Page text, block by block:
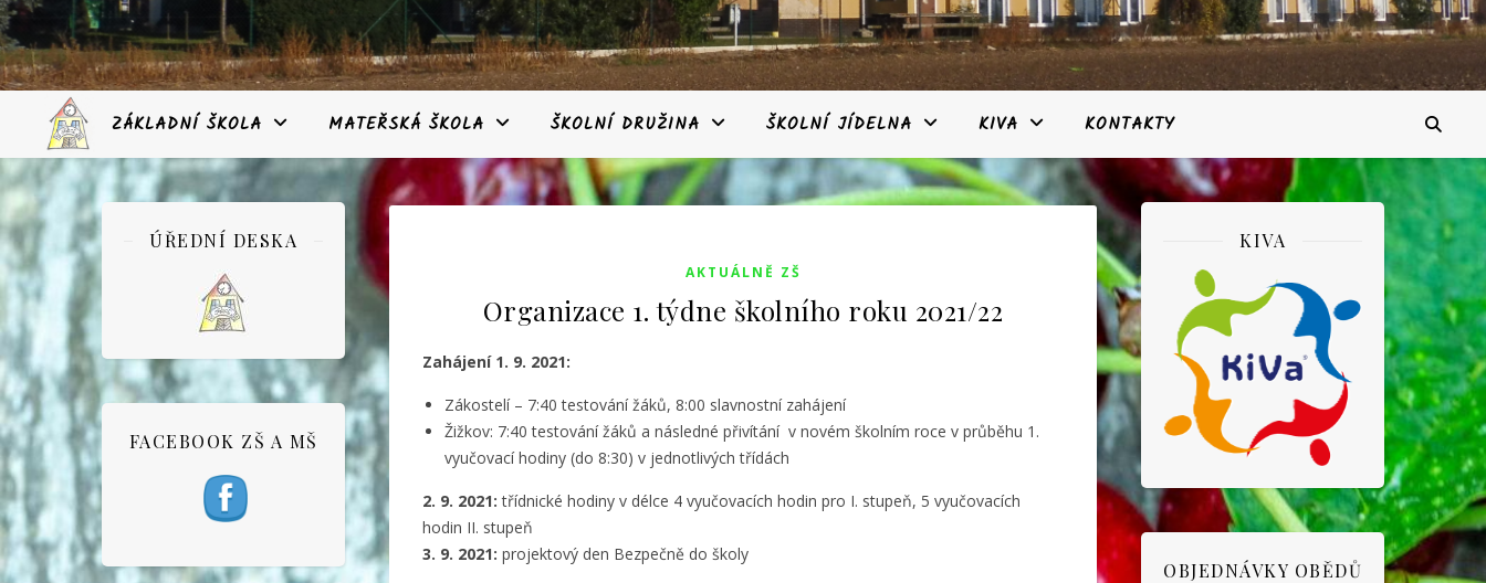
ZÁKLADNÍ ŠKOLA MATEŘSKÁ ŠKOLA ŠKOLNÍ DRUŽINA ŠKOLNÍ JÍDELNA KIVA KONTAKTY
ÚŘEDNÍ DESKA
FACEBOOK ZŠ A MŠ
AKTUÁLNĚ ZŠ
Organizace 1. týdne školního roku 2021/22
Zahájení 1. 9. 2021:
Zákostelí – 7:40 testování žáků, 8:00 slavnostní zahájení
Žižkov: 7:40 testování žáků a následné přivítání v novém školním roce v průběhu 1.
vyučovací hodiny (do 8:30) v jednotlivých třídách
2. 9. 2021: třídnické hodiny v délce 4 vyučovacích hodin pro I. stupeň, 5 vyučovacích
hodin II. stupeň
3. 9. 2021: projektový den Bezpečně do školy
KIVA
OBJEDNÁVKY OBĚDŮ